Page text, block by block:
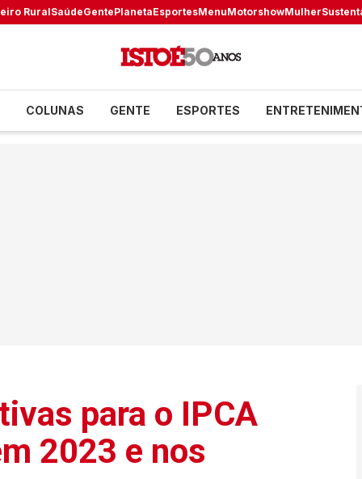
RuralSaúdeGentePlanetaEsportesMenuMotorshowMulher
COLUNAS GENTE ESPORTES
para o IPCA
2023 e nos